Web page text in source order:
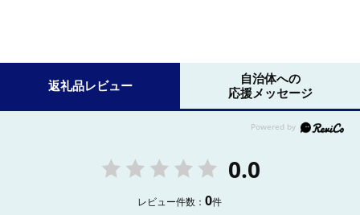
返礼品レビュー
自治体への
応援メッセージ
0.0
レビュー件数：0件